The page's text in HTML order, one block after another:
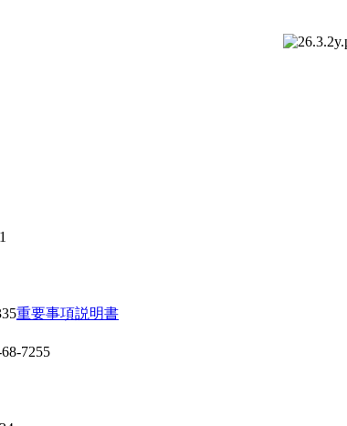
重要事項説明書
7255